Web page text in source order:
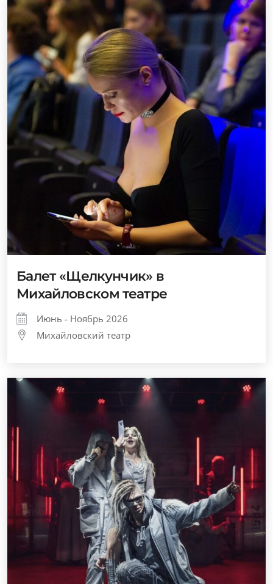
Балет «Щелкунчик» в
Михайловском театре
Июнь - Ноябрь 2026
Михайловский театр